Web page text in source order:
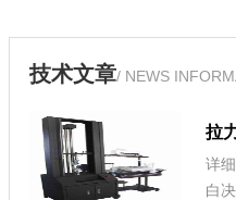
技术文章/ NEWS
拉
详
白